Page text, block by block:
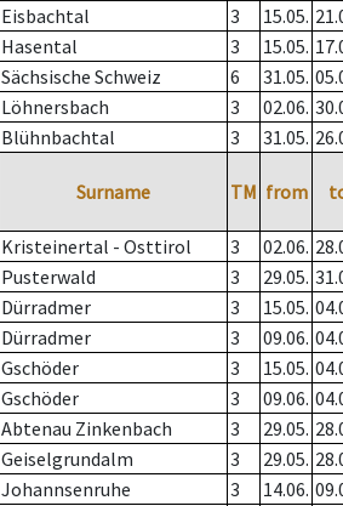
Eisbachtal 3 15.05.
Hasental 3 15.05.
Sächsische Schweiz 6 31.05.
Löhnersbach 3 02.06.
Blühnbachtal 3 31.05.
Surname TM from
Kristeinertal - Osttirol 3 02.06.
Pusterwald 3 29.05.
Dürradmer 3 15.05.
Dürradmer 3 09.06.
Gschöder 3 15.05.
Gschöder 3 09.06.
Abtenau Zinkenbach 3 29.05.
Geiselgrundalm 3 29.05.
Johannsenruhe 3 14.06.